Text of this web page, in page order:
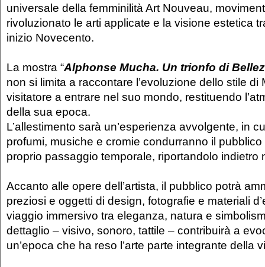
universale della femminilità Art Nouveau,
rivoluzionato le arti applicate e la visione estetica
inizio Novecento.
La mostra “Alphonse Mucha. Un trionfo di
non si limita a raccontare l’evoluzione dello stile di
visitatore a entrare nel suo mondo, restituendo
della sua epoca.
L’allestimento sarà un’esperienza avvolgente, in
profumi, musiche e cromie condurranno il
proprio passaggio temporale, riportandolo indietro
Accanto alle opere dell’artista, il pubblico potrà
preziosi e oggetti di design, fotografie e materiali
viaggio immersivo tra eleganza, natura e
dettaglio – visivo, sonoro, tattile – contribuirà a
un’epoca che ha reso l’arte parte integrante della